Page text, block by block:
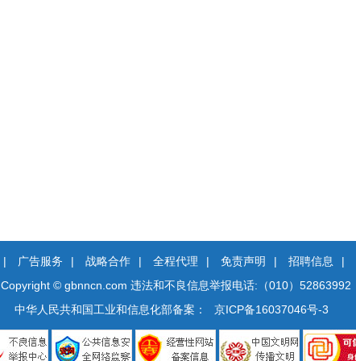
| 广告服务 | 战略合作 | 全程代理 | 免责声明 | 招聘信息
|
Copyright © gbnncn.com 违法和不良信息举报电话:（010）52863992
中华人民共和国工业和信息化部备案：
京ICP备16037046号-3